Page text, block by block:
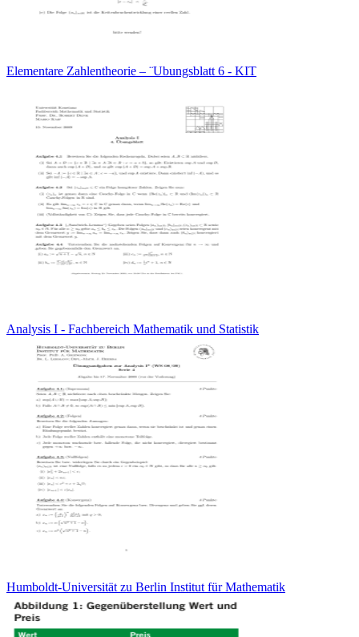
Elementare Zahlentheorie – ¨Ubungsblatt 6 - KIT
Analysis I - Fachbereich Mathematik und Statistik
Humboldt-Universität zu Berlin Institut für Mathematik